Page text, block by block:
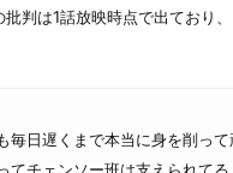
判は1話放映時点で出ており
毎日遅くまで本当に身を削っ